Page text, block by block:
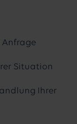
Situation
Ihrer